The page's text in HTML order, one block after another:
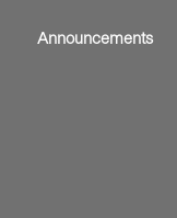
Announcements